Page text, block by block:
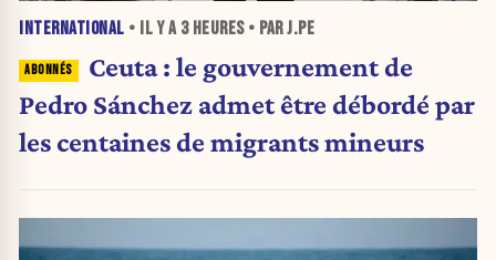
INTERNATIONAL • IL Y A 3 HEURES• PAR J.PE
Ceuta : le gouvernement de
Pedro Sánchez admet être débordé par
les centaines de migrants mineurs